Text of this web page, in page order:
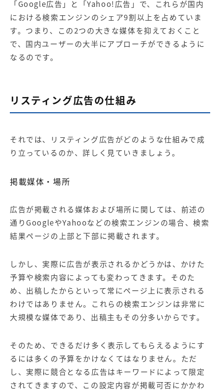
「Google広告 」と「Yahoo!広告 」で、これらが国内
における検索エンジンのシェア9割以上を占めていま
す。つまり、この2つの大きな媒体を抑えておくこと
で、国内ユーザーの大半にアプローチができるように
なるのです。
リスティング広告の仕組み
それでは、リスティング広告がどのような仕組みで成
り立っているのか、詳しく見ていきましょう。
掲載媒体・場所
広告が掲載される媒体および場所に関しては、前述の
通りGoogleやYahooなどの検索エンジンの場合、検索
結果ページの上部と下部に掲載されます。
しかし、実際に広告が表示されるかどうかは、かけた
予算や検索内容によっても変わってきます。そのた
め、出稿したからといって常にページ上に表示される
わけではありません。これらの検索エンジンは非常に
大規模な媒体であり、出稿主もその分多いからです。
そのため、できるだけ多く表示してもらえるようにす
るには多くの予算をかけなくてはなりません。ただ
し、実際に競合となる広告はキーワードによって限定
されてきますので、この設定内容が掲載可否にかかわ